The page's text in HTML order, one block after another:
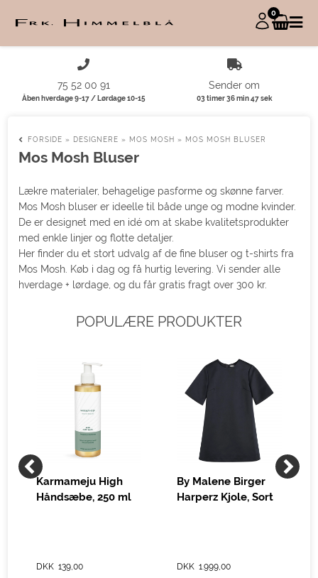
0
75 52 00 91
Åben hverdage 9-17 / Lørdage 10-15
Sender om
03 timer 36 min 47 sek
FORSIDE » DESIGNERE » MOS MOSH » MOS MOSH BLUSER
Mos Mosh Bluser
Lækre materialer, behagelige pasforme og skønne farver.
Mos Mosh bluser er ideelle til både unge og modne kvinder.
De er designet med en idé om at skabe kvalitetsprodukter
med enkle linjer og flotte detaljer.
Her finder du et stort udvalg af de fine bluser og t-shirts fra
Mos Mosh. Køb i dag og få hurtig levering. Vi sender alle
hverdage + lørdage, og du får gratis fragt over 300 kr.
POPULÆRE PRODUKTER
Karmameju High
Håndsæbe, 250 ml
DKK 139,00
By Malene Birger
Harperz Kjole, Sort
DKK 1.999,00